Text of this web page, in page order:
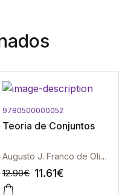
9780500000052
Teoria de Conjuntos
Augusto J. Franco de Oliveira
12.90€ 11.61€